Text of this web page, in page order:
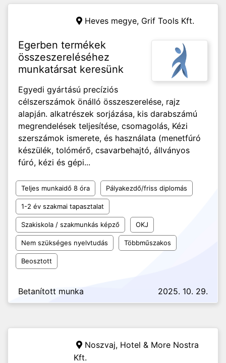
Heves megye, Grif Tools Kft.
Egerben termékek
összeszereléséhez
munkatársat keresünk
Egyedi gyártású precíziós
célszerszámok önálló összeszerelése, rajz
alapján. alkatrészek sorjázása, kis darabszámú
megrendelések teljesítése, csomagolás, Kézi
szerszámok ismerete, és használata (menetfúró
készülék, tolómérő, csavarbehajtó, állványos
fúró, kézi és gépi...
Teljes munkaidő 8 óra Pályakezdő/friss diplomás
1-2 év szakmai tapasztalat
Szakiskola / szakmunkás képző OKJ
Nem szükséges nyelvtudás Többműszakos
Beosztott
Betanított munka 2025. 10. 29.
Noszvaj, Hotel & More Nostra
Kft.